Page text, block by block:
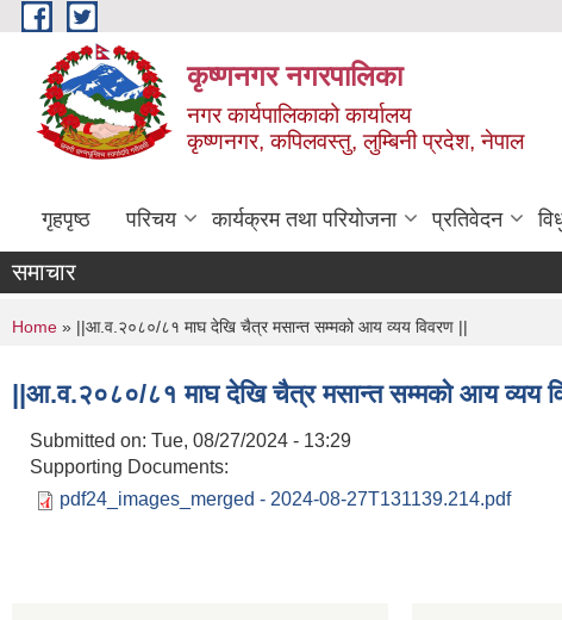
Skip to main content
कृष्णनगर नगरपालिका
नगर कार्यपालिकाको कार्यालय
कृष्णनगर, कपिलवस्तु, लुम्बिनी प्रदेश, नेपाल
गृहपृष्ठ परिचय कार्यक्रम तथा परियोजना प्रतिवेदन
समाचार
You are here
Home » ||आ.व.२०८०/८१ माघ देखि चैत्र मसान्त सम्मको आय व्यय विवरण ||
||आ.व.२०८०/८१ माघ देखि चैत्र मसान्त सम्मको आय व्यय
Submitted on: Tue, 08/27/2024 - 13:29
Supporting Documents:
pdf24_images_merged - 2024-08-27T131139.214.pdf